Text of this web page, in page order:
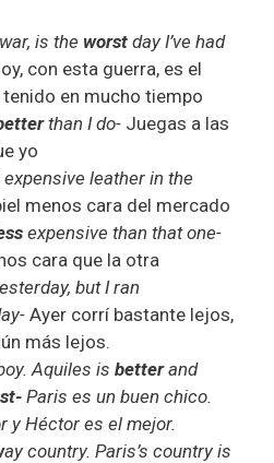
is the worst day I’ve had
con esta guerra, es el
tenido en mucho tiempo
than I do- Juegas a las
yo
expensive leather in the
menos cara del mercado
expensive than that one-
cara que la otra
but I ran
Ayer corrí bastante lejos,
más lejos.
Aquiles is betterand
Paris es un buen chico.
y Héctor es el mejor.
ay country. Paris’s country is